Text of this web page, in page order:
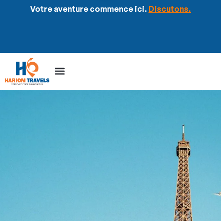
Votre aventure commence ici. Discutons.